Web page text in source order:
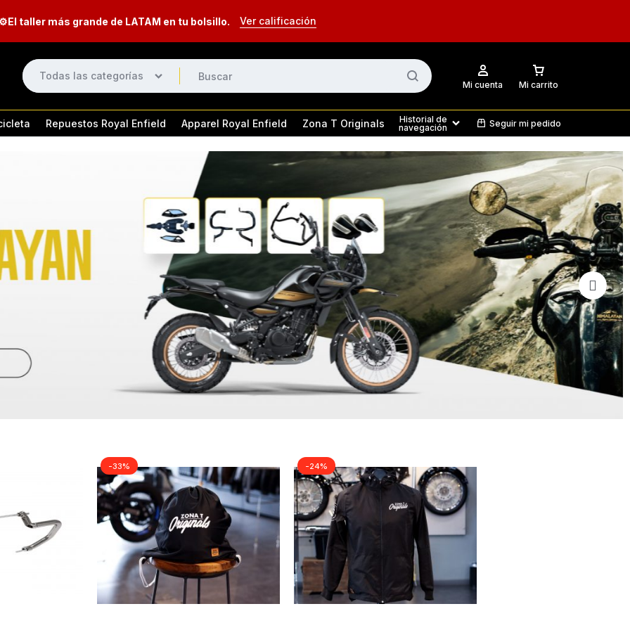
⚙️El taller más grande de LATAM en tu bolsillo. Ver calificación
Todas las categorías
Mi cuenta Mi carrito
Eléctrico Motor Protección
Himalayan 411 & 450
Scram 411
HNTR 350
Meteor 350
Classic 350
Repuestos Royal Enfield Apparel Royal Enfield Zona T Originals
Historial de
navegación
Seguir mi pedido
-33% -24%